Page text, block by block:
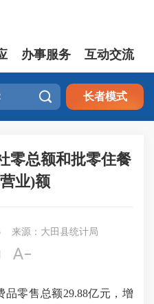
办事服务 互动交流
 长者模式
零总额和批零住餐
业)额
来源：大田县统计局

品零售总额29.88亿元，增